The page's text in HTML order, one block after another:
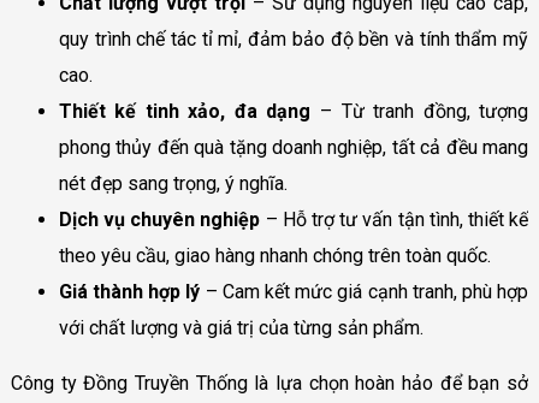
quy trình chế tác tỉ mỉ, đảm bảo độ bền và tính thẩm mỹ
cao.
Thiết kế tinh xảo, đa dạng – Từ tranh đồng, tượng
phong thủy đến quà tặng doanh nghiệp, tất cả đều mang
nét đẹp sang trọng, ý nghĩa.
Dịch vụ chuyên nghiệp – Hỗ trợ tư vấn tận tình, thiết kế
theo yêu cầu, giao hàng nhanh chóng trên toàn quốc.
Giá thành hợp lý – Cam kết mức giá cạnh tranh, phù hợp
với chất lượng và giá trị của từng sản phẩm.
Công ty Đồng Truyền Thống là lựa chọn hoàn hảo để bạn sở